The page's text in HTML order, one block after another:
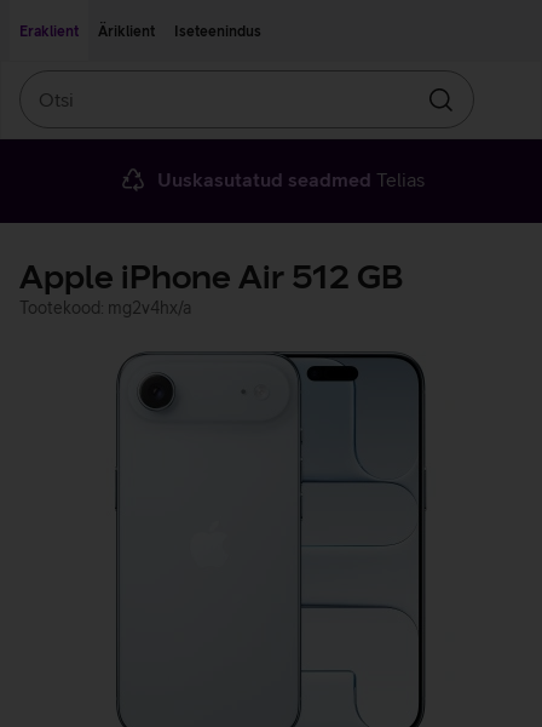
Eraklient
Äriklient Iseteenindus
Otsin
Uuskasutatud seadmed Telias
Apple iPhone Air 512 GB
Tootekood: mg2v4hx/a